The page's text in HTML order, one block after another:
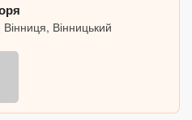
Вінницький